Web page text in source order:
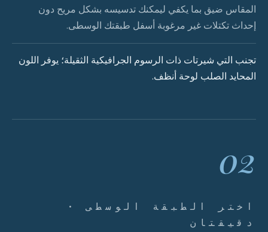
المقاس ضيق بما يكفي ليمكنك تدسيسه بشكل مريح دون
إحداث تكتلات غير مرغوبة أسفل طبقتك الوسطى.
تجنب التي شيرتات ذات الرسوم الجرافيكية الثقيلة؛ يوفر اللون
المحايد الصلب لوحة أنظف.
02
اختر الطبقة الوسطى ·
دقيقتان